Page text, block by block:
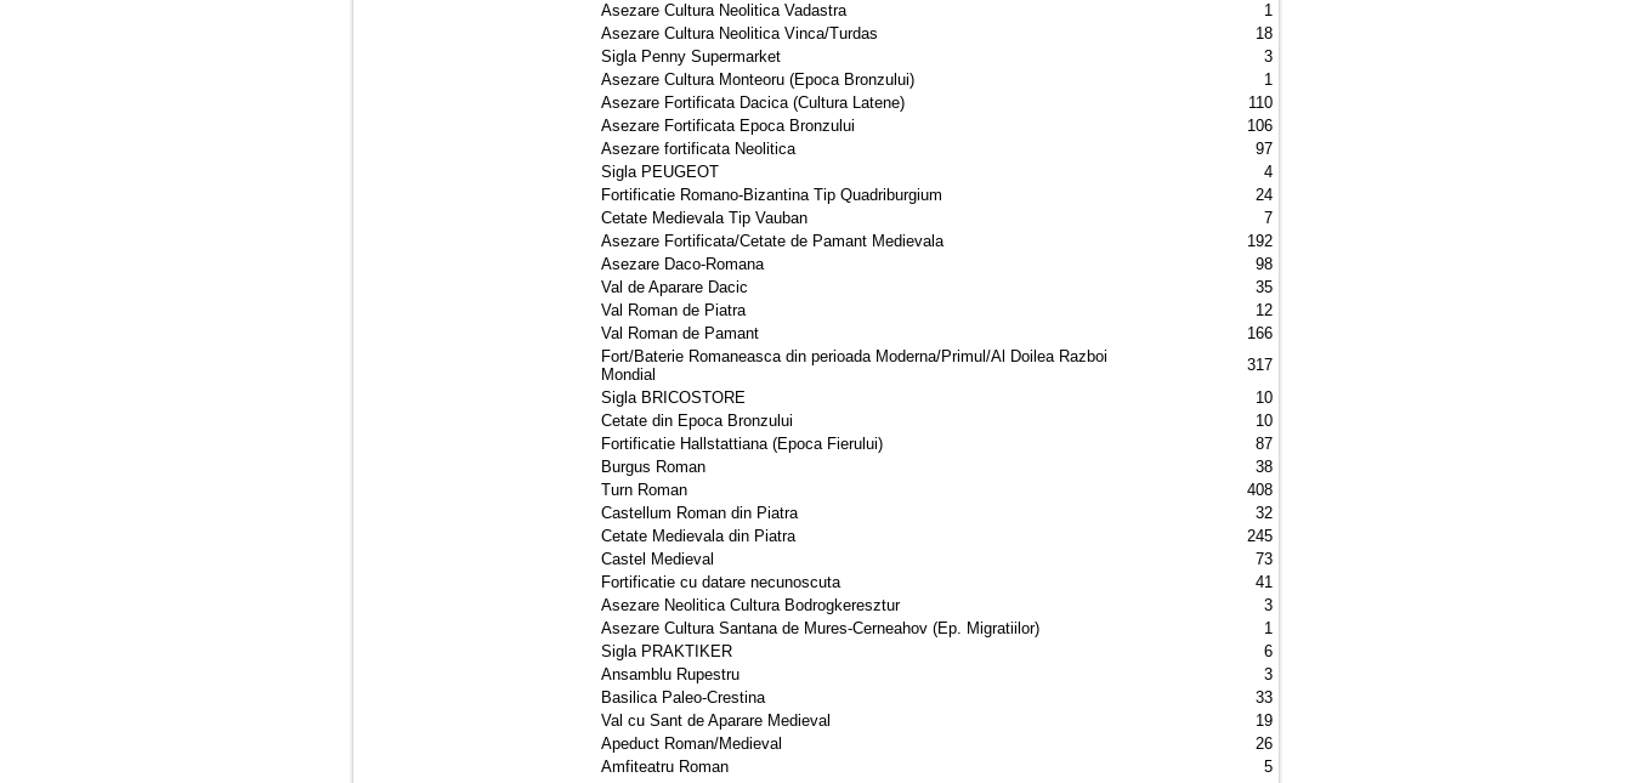
Asezare Cultura Neolitica Vadastra
1
Asezare Cultura Neolitica Vinca/Turdas
18
Sigla Penny Supermarket
3
Asezare Cultura Monteoru (Epoca Bronzului)
1
Asezare Fortificata Dacica (Cultura Latene)
110
Asezare Fortificata Epoca Bronzului
106
Asezare fortificata Neolitica
97
Sigla PEUGEOT
4
Fortificatie Romano-Bizantina Tip Quadriburgium
24
Cetate Medievala Tip Vauban
7
Asezare Fortificata/Cetate de Pamant Medievala
192
Asezare Daco-Romana
98
Val de Aparare Dacic
35
Val Roman de Piatra
12
Val Roman de Pamant
166
Fort/Baterie Romaneasca din perioada Moderna/Primul/Al Doilea Razboi
Mondial
317
Sigla BRICOSTORE
10
Cetate din Epoca Bronzului
10
Fortificatie Hallstattiana (Epoca Fierului)
87
Burgus Roman
38
Turn Roman
408
Castellum Roman din Piatra
32
Cetate Medievala din Piatra
245
Castel Medieval
73
Fortificatie cu datare necunoscuta
41
Asezare Neolitica Cultura Bodrogkeresztur
3
Asezare Cultura Santana de Mures-Cerneahov (Ep. Migratiilor)
1
Sigla PRAKTIKER
6
Ansamblu Rupestru
3
Basilica Paleo-Crestina
33
Val cu Sant de Aparare Medieval
19
Apeduct Roman/Medieval
26
Amfiteatru Roman
5